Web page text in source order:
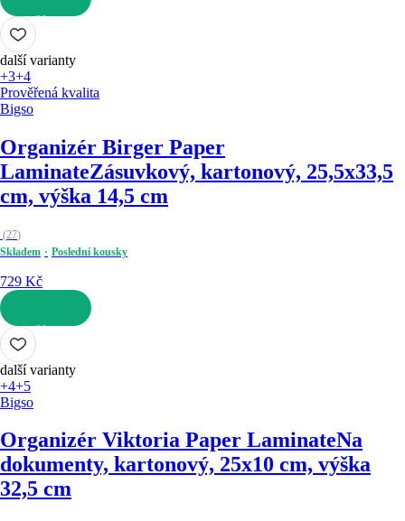
DO KOŠÍKU
další varianty
+3+4
Prověřená kvalita
Bigso
Organizér Birger Paper
LaminateZásuvkový, kartonový, 25,5x33,5
cm, výška 14,5 cm
(27)
Skladem
Poslední kousky
729 Kč
DO KOŠÍKU
další varianty
+4+5
Bigso
Organizér Viktoria Paper LaminateNa
dokumenty, kartonový, 25x10 cm, výška
32,5 cm